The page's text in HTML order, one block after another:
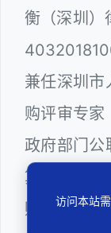
衡（深圳）
兼任深圳市
购评审专家
政府部门公
算机信息网
购等政府系
访问本站